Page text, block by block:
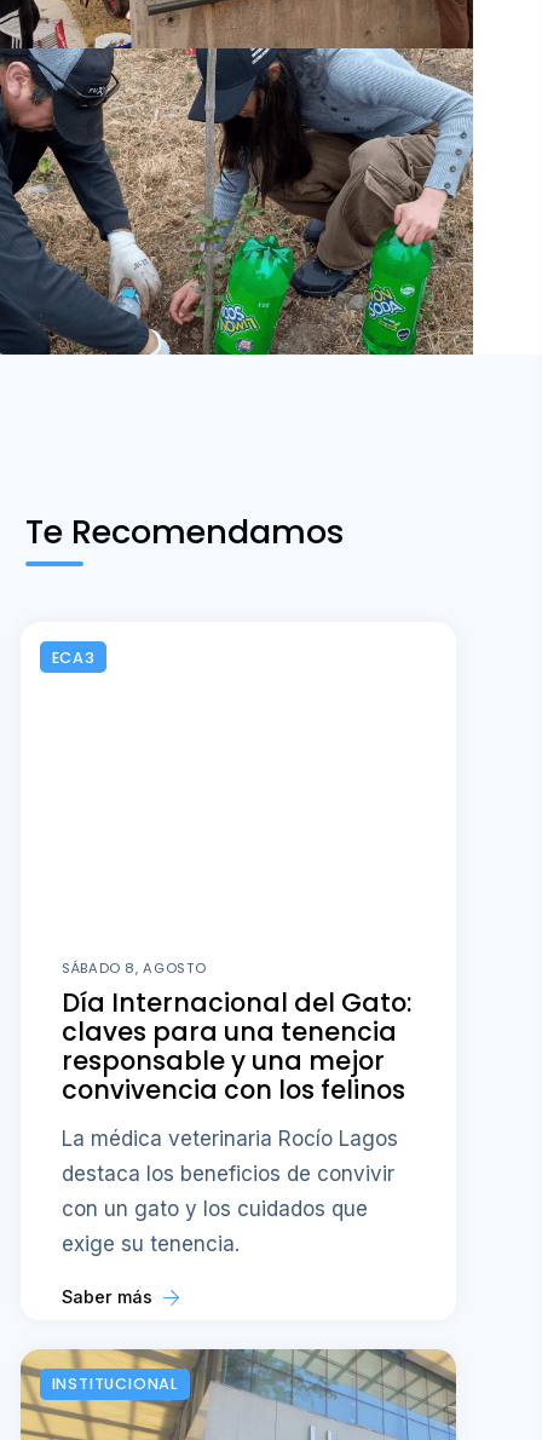
Te Recomendamos
ECA3
SÁBADO 8, AGOSTO
Día Internacional del Gato:
claves para una tenencia
responsable y una mejor
convivencia con los felinos
La médica veterinaria Rocío Lagos
destaca los beneficios de convivir
con un gato y los cuidados que
exige su tenencia.
Saber más
INSTITUCIONAL